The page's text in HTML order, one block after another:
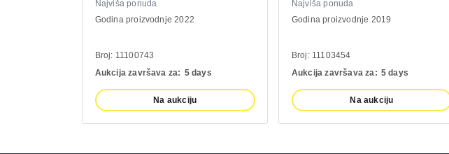
Najviša ponuda
Godina proizvodnje 2022
Broj: 11100743
Aukcija završava za: 5 days
Na aukciju
Najviša ponuda
Godina proizvodnje 2019
Broj: 11103454
Aukcija završava za: 5 days
Na aukciju